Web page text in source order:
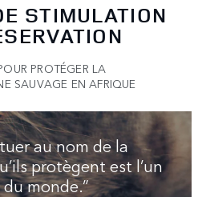
STIMULATION
PROTÉGER LA
SAUVAGE EN AFRIQUE
au nom de la
protègent est l’un
monde.”